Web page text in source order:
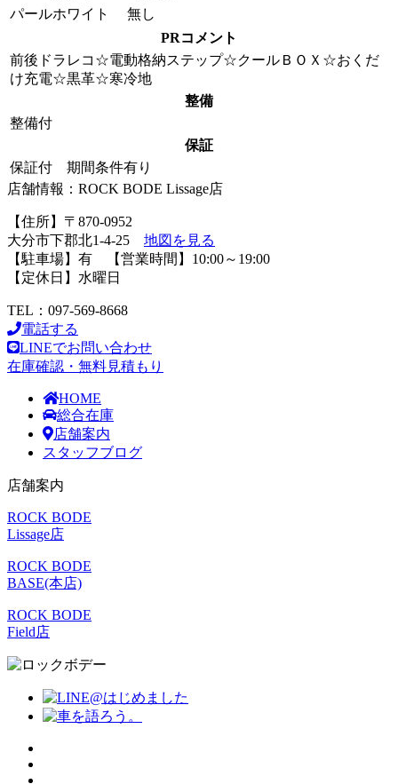
パールホワイト
無し
PRコメント
前後ドラレコ☆電動格納ステップ☆クールＢＯＸ☆おくだ
け充電☆黒革☆寒冷地
整備
整備付
保証
保証付 期間条件有り
店舗情報：ROCK BODE Lissage店
【住所】〒870-0952
大分市下郡北1-4-25 地図を見る
【駐車場】有 【営業時間】10:00～19:00
【定休日】水曜日
TEL：097-569-8668
電話する
LINEでお問い合わせ
在庫確認・無料見積もり
HOME
総合在庫
店舗案内
スタッフブログ
店舗案内
ROCK BODE
Lissage店
ROCK BODE
BASE(本店)
ROCK BODE
Field店